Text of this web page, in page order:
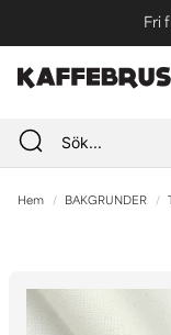
Fri
Hem BAKGRUNDER